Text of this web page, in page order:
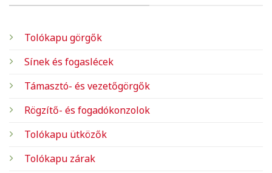
Tolókapu görgők
Sínek és fogaslécek
Támasztó- és vezetőgörgők
Rögzítő- és fogadókonzolok
Tolókapu ütközők
Tolókapu zárak